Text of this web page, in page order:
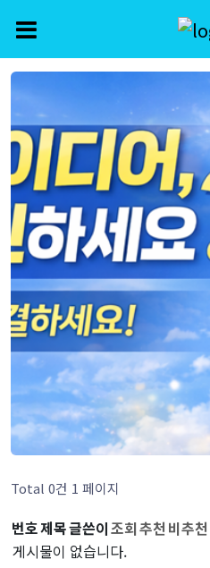
Total 0건 1 페이지
번호제목글쓴이조회추천 비추천
게시물이 없습니다.